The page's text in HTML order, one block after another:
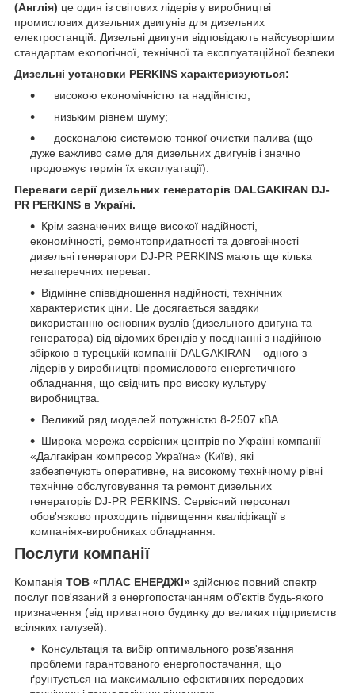
(Англія) це один із світових лідерів у виробництві
промислових дизельних двигунів для дизельних
електростанцій. Дизельні двигуни відповідають найсуворішим
стандартам екологічної, технічної та експлуатаційної безпеки.
Дизельні установки PERKINS характеризуються:
високою економічністю та надійністю;
низьким рівнем шуму;
досконалою системою тонкої очистки палива (що
дуже важливо саме для дизельних двигунів і значно
продовжує термін їх експлуатації).
Переваги серії дизельних генераторів DALGAKIRAN DJ-
PR PERKINS в Україні.
Крім зазначених вище високої надійності,
економічності, ремонтопридатності та довговічності
дизельні генератори DJ-PR PERKINS мають ще кілька
незаперечних переваг:
Відмінне співвідношення надійності, технічних
характеристик ціни. Це досягається завдяки
використанню основних вузлів (дизельного двигуна та
генератора) від відомих брендів у поєднанні з надійною
збіркою в турецькій компанії DALGAKIRAN – одного з
лідерів у виробництві промислового енергетичного
обладнання, що свідчить про високу культуру
виробництва.
Великий ряд моделей потужністю 8-2507 кВА.
Широка мережа сервісних центрів по Україні компанії
«Далгакіран компресор Україна» (Київ), які
забезпечують оперативне, на високому технічному рівні
технічне обслуговування та ремонт дизельних
генераторів DJ-PR PERKINS. Сервісний персонал
обов'язково проходить підвищення кваліфікації в
компаніях-виробниках обладнання.
Послуги компанії
Компанія ТОВ «ПЛАС ЕНЕРДЖІ» здійснює повний спектр
послуг пов'язаний з енергопостачанням об'єктів будь-якого
призначення (від приватного будинку до великих підприємств
всіляких галузей):
Консультація та вибір оптимального розв'язання
проблеми гарантованого енергопостачання, що
ґрунтується на максимально ефективних передових